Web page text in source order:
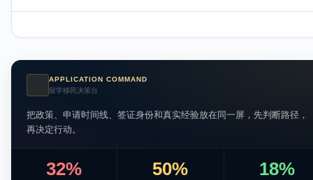
APPLICATION COMMAND
留学移民决策台
把政策、申请时间线、签证身份和真实经验放在同一屏，先判断路径，
再决定行动。
32% 50% 18%